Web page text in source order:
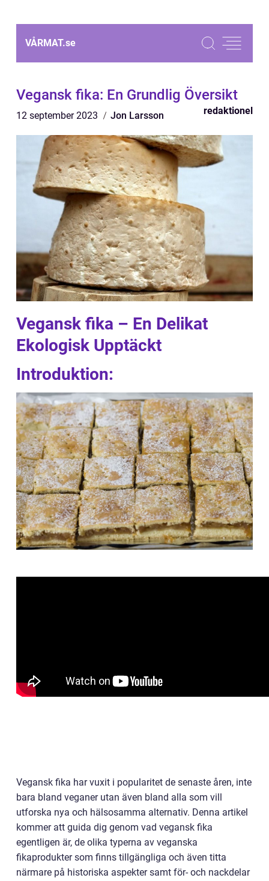
VÅRMAT.se
Vegansk fika: En Grundlig Översikt
12 september 2023 Jon Larsson redaktionel
Vegansk fika – En Delikat
Ekologisk Upptäckt
Introduktion:
Vegansk fika har vuxit i popularitet de senaste åren, inte
bara bland veganer utan även bland alla som vill
utforska nya och hälsosamma alternativ. Denna artikel
kommer att guida dig genom vad vegansk fika
egentligen är, de olika typerna av veganska
fikaprodukter som finns tillgängliga och även titta
närmare på historiska aspekter samt för- och nackdelar